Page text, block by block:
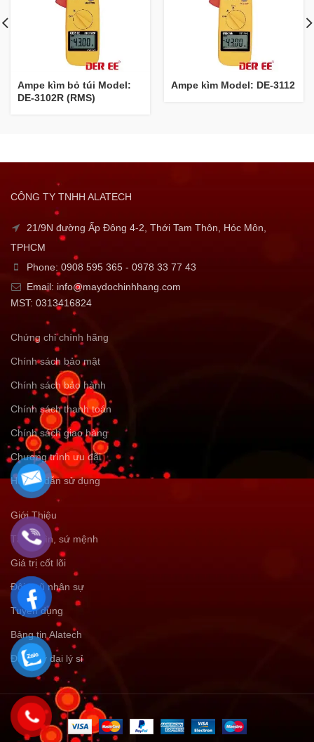
Ampe kìm bỏ túi Model:
DE-3102R (RMS)
Ampe kìm Model: DE-3112
CÔNG TY TNHH ALATECH
21/9N đường Ấp Đông 4-2, Thới Tam Thôn, Hóc Môn,
TPHCM
Phone: 0908 595 365 - 0978 33 77 43
Email: info@maydochinhhang.com
MST: 0313416824
Chứng chỉ chính hãng
Chính sách bảo mật
Chính sách bảo hành
Chính sách thanh toán
Chính sách giao hàng
Chương trình ưu đãi
Hướng dẫn sử dụng
Giới Thiệu
Tầm nhìn, sứ mệnh
Giá trị cốt lõi
Đội ngũ nhân sự
Tuyển dụng
Bảng tin Alatech
Đăng ký đại lý sỉ